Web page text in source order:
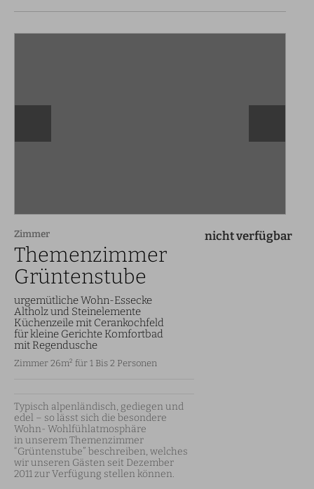
Zimmer
Themenzimmer
Grüntenstube
urgemütliche Wohn-Essecke
Altholz und Steinelemente
Küchenzeile mit Cerankochfeld
für kleine Gerichte Komfortbad
mit Regendusche
Zimmer 26m² für 1 Bis 2 Personen
Typisch alpenländisch, gediegen und
edel – so lässt sich die besondere
Wohn- Wohlfühlatmosphäre
in unserem Themenzimmer
“Grüntenstube” beschreiben, welches
wir unseren Gästen seit Dezember
2011 zur Verfügung stellen können.
nicht verfügbar